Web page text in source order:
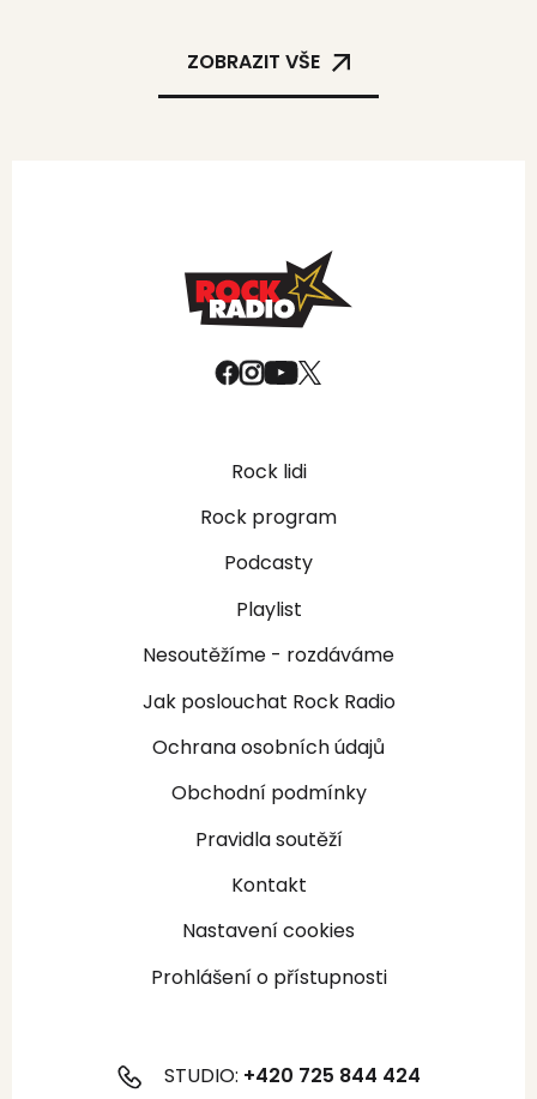
ZOBRAZIT VŠE
Rock lidi
Rock program
Podcasty
Playlist
Nesoutěžíme - rozdáváme
Jak poslouchat Rock Radio
Ochrana osobních údajů
Obchodní podmínky
Pravidla soutěží
Kontakt
Nastavení cookies
Prohlášení o přístupnosti
STUDIO: +420 725 844 424